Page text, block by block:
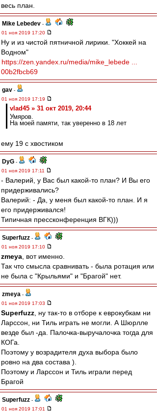
весь план.
Mike Lebedev -
01 ноя 2019 17:20
Ну и из чистой пятничной лирики. "Хоккей на
Водном"
https://zen.yandex.ru/media/mike_lebede ...
00b2fbcb69
gav -
01 ноя 2019 17:19
vlad45 » 31 окт 2019, 20:44
Умяров.
На моей памяти, так уверенно в 18 лет
ему 19 с хвостиком
DyG -
01 ноя 2019 17:11
- Валерий, у Вас был какой-то план? И Вы его
придерживались?
Валерий: - Да, у меня был какой-то план. И я
его придерживался!
Типичная прессконференция ВГК)))
Superfuzz -
01 ноя 2019 17:10
zmeya , вот именно.
Так что смысла сравнивать - была ротация или
не была с "Крыльями" и "Брагой" нет.
zmeya -
01 ноя 2019 17:03
Superfuzz , ну так-то в отборе к еврокубкам ни
Ларссон, ни Тиль играть не могли. А Шюрлле
везде был -да. Палочка-выручалочка тогда для
КОГа.
Поэтому у возрадителя духа выбора было
ровно на два состава ).
Поэтому и Ларссон и Тиль играли перед
Брагой
Superfuzz -
01 ноя 2019 17:01